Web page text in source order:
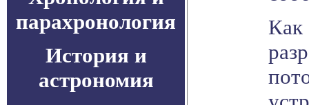
парахронология
История и
астрономия
Как